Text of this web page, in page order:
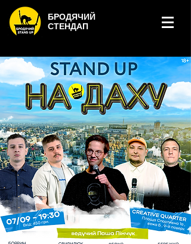
БРОДЯЧИЙ
СТЕНДАП